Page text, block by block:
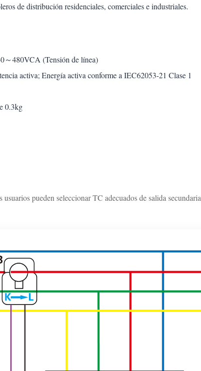
de distribución residenciales, comerciales e industriales.
～480VCA (Tensión de línea)
activa; Energía activa conforme a IEC62053-21 Clase 1
0.3kg
pueden seleccionar TC adecuados de salida